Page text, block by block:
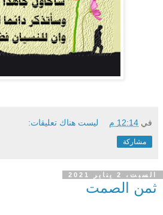
في 12:14 م ليست هناك تعليقات:
مشاركة
السبت، 2 يناير 2021
ثمن الصمت